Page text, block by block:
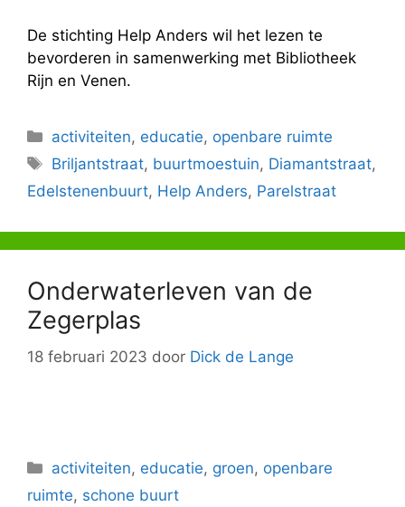
De stichting Help Anders wil het lezen te
bevorderen in samenwerking met Bibliotheek
Rijn en Venen.
Categorieën
activiteiten, educatie, openbare ruimte
Tags
Briljantstraat, buurtmoestuin, Diamantstraat,
Edelstenenbuurt, Help Anders, Parelstraat
Onderwaterleven van de
Zegerplas
18 februari 2023 door Dick de Lange
Categorieën
activiteiten, educatie, groen, openbare
ruimte, schone buurt